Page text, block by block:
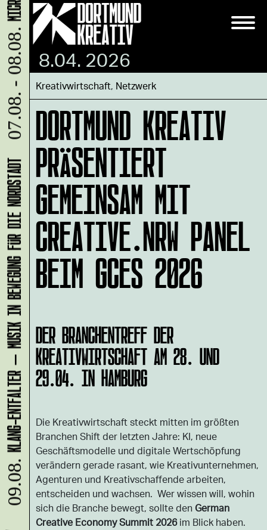
8.04. 2026
Kreativwirtschaft, Netzwerk
DORTMUND KREATIV
PRÄSENTIERT
GEMEINSAM MIT
CREATIVE.NRW PANEL
BEIM GCES 2026
DER BRANCHENTREFF DER
KREATIVWIRTSCHAFT AM 28. UND
29.04. IN HAMBURG
Die Kreativwirtschaft steckt mitten im größten
Branchen Shift der letzten Jahre: KI, neue
Geschäftsmodelle und digitale Wertschöpfung
verändern gerade rasant, wie Kreativunternehmen,
Agenturen und Kreativschaffende arbeiten,
entscheiden und wachsen. Wer wissen will, wohin
sich die Branche bewegt, sollte den German
Creative Economy Summit 2026im Blick haben.
09.08.
KLANG-ENTFALTER – MUSIK IN BEWEGUNG FÜR DIE NORDSTADT
07.08. - 08.08.